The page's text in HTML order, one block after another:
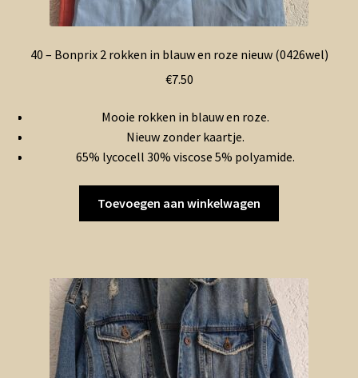
40 – Bonprix 2 rokken in blauw en roze nieuw (0426wel)
€7.50
Mooie rokken in blauw en roze.
Nieuw zonder kaartje.
65% lycocell 30% viscose 5% polyamide.
Toevoegen aan winkelwagen